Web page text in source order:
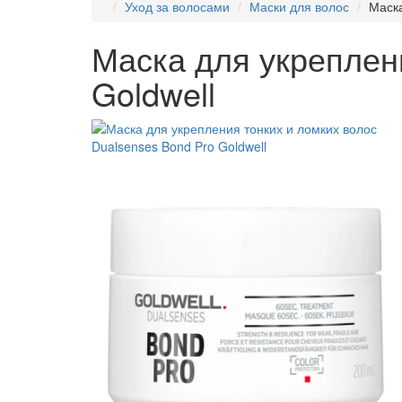
Уход за волосами Маски для волос
Маска для
Goldwell